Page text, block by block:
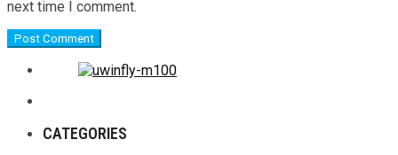
next time I comment.
CATEGORIES